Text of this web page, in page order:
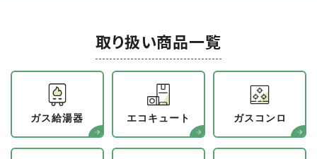
取り扱い商品一覧
ガス給湯器 エコキュート ガスコンロ